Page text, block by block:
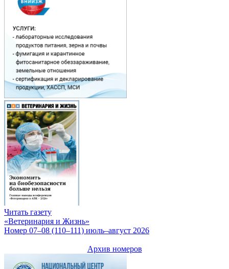
Читать газету
«Ветеринария и Жизнь»
Номер 07–08 (110–111) июль–август 2026
Архив номеров